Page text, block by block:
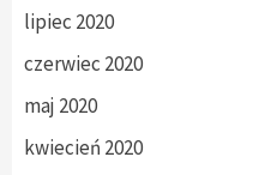
lipiec 2020
czerwiec 2020
maj 2020
kwiecień 2020